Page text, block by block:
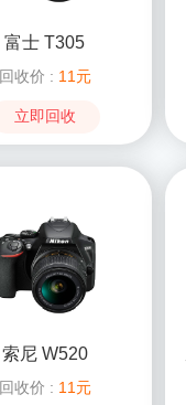
富士 T305
回收价 : 11元
立即回收
索尼 W520
回收价 : 11元